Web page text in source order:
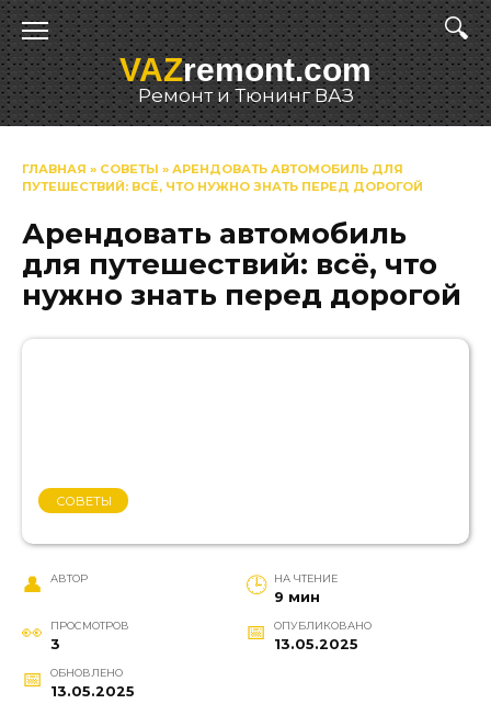
Перейти
к
содержаниюVAZremont.com
Ремонт и Тюнинг ВАЗ
ГЛАВНАЯ » СОВЕТЫ » АРЕНДОВАТЬ АВТОМОБИЛЬ ДЛЯ
ПУТЕШЕСТВИЙ: ВСЁ, ЧТО НУЖНО ЗНАТЬ ПЕРЕД ДОРОГОЙ
Арендовать автомобиль
для путешествий: всё, что
нужно знать перед дорогой
СОВЕТЫ
АВТОР НА ЧТЕНИЕ
9 мин
ПРОСМОТРОВ
3
ОПУБЛИКОВАНО
13.05.2025
ОБНОВЛЕНО
13.05.2025